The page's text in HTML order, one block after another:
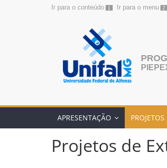
Ir para o conteúdo 1 Ir para o menu 2
APRESENTAÇÃO
Projetos de